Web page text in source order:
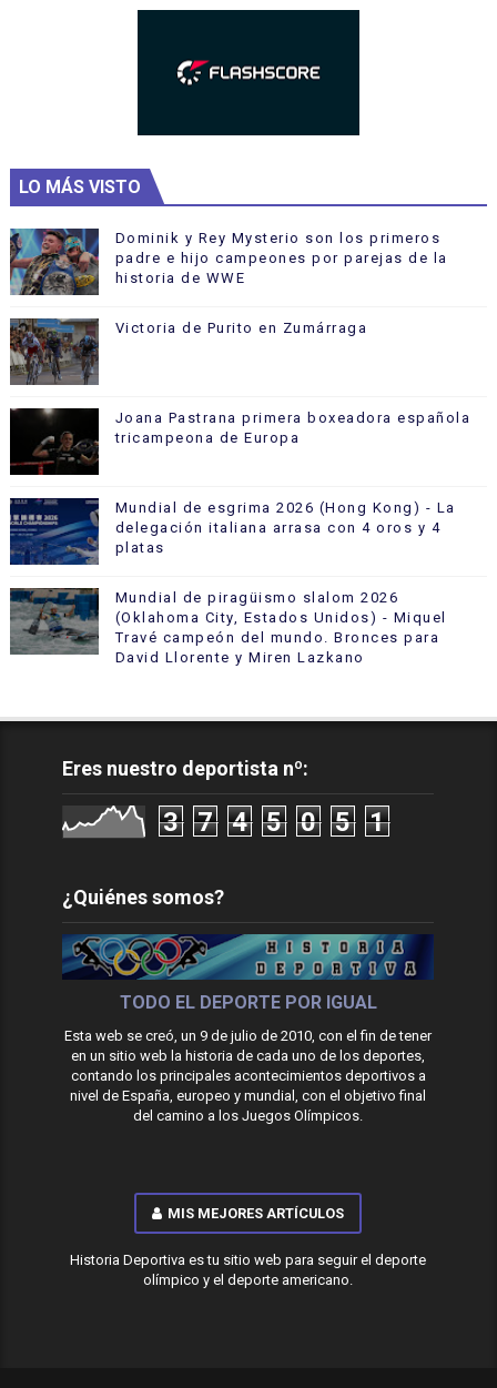
LO MÁS VISTO
Dominik y Rey Mysterio son los primeros
padre e hijo campeones por parejas de la
historia de WWE
Victoria de Purito en Zumárraga
Joana Pastrana primera boxeadora española
tricampeona de Europa
Mundial de esgrima 2026 (Hong Kong) - La
delegación italiana arrasa con 4 oros y 4
platas
Mundial de piragüismo slalom 2026
(Oklahoma City, Estados Unidos) - Miquel
Travé campeón del mundo. Bronces para
David Llorente y Miren Lazkano
Eres nuestro deportista nº:
3 7 4 5 0 5 1
¿Quiénes somos?
TODO EL DEPORTE POR IGUAL
Esta web se creó, un 9 de julio de 2010, con el fin de tener
en un sitio web la historia de cada uno de los deportes,
contando los principales acontecimientos deportivos a
nivel de España, europeo y mundial, con el objetivo final
del camino a los Juegos Olímpicos.
MIS MEJORES ARTÍCULOS
Historia Deportiva es tu sitio web para seguir el deporte
olímpico y el deporte americano.